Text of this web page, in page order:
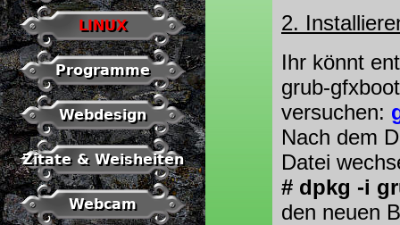
LINUX
Programme
Webdesign
Zitate & Weisheiten
Webcam
2.
Ihr könnt
grub-
versuchen:
Nach dem
Datei
# dpkg -i
den neuen